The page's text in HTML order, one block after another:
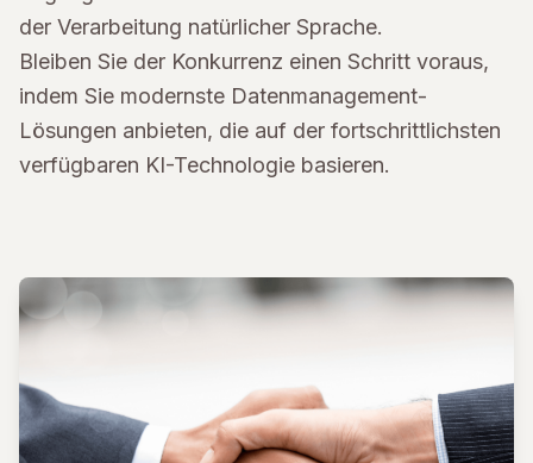
der Verarbeitung natürlicher Sprache.
Bleiben Sie der Konkurrenz einen Schritt voraus,
indem Sie modernste Datenmanagement-
Lösungen anbieten, die auf der fortschrittlichsten
verfügbaren KI-Technologie basieren.